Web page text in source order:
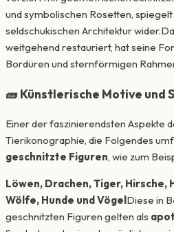
und symbolischen Rosetten,
seldschukischen Architektur
weitgehend restauriert, hat seine
Bordüren und sternförmigen
🧱 Künstlerische Motive und
Einer der faszinierendsten Aspekte
Tierikonographie, die Folgendes
geschnitzte Figuren, wie zum
Löwen, Drachen, Tiger, Hirsche,
Wölfe, Hunde und Vögel Diese in
geschnitzten Figuren gelten als